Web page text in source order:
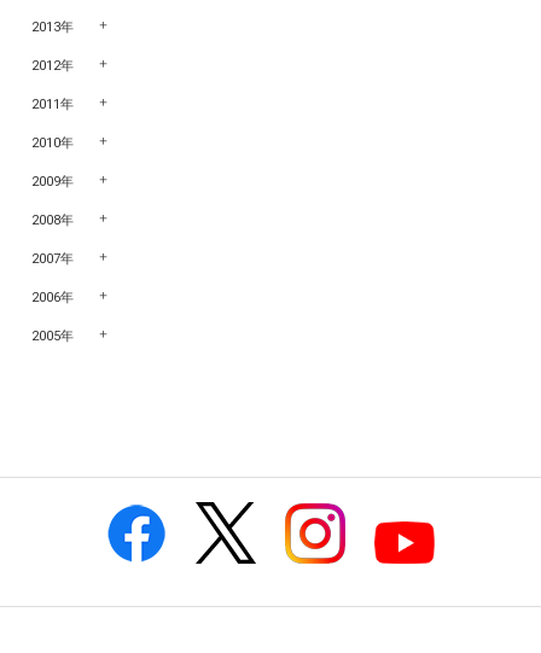
2013年
2012年
2011年
2010年
2009年
2008年
2007年
2006年
2005年